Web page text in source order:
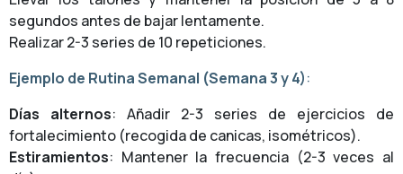
segundos antes de bajar lentamente.
Realizar 2-3 series de 10 repeticiones.
Ejemplo de Rutina Semanal (Semana 3 y 4):
Días alternos: Añadir 2-3 series de ejercicios de
fortalecimiento (recogida de canicas, isométricos).
Estiramientos: Mantener la frecuencia (2-3 veces al